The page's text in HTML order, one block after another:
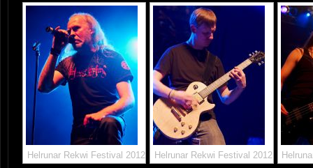
Helrunar Rekwi Festival 2012 Helrunar Rekwi Festival 2012